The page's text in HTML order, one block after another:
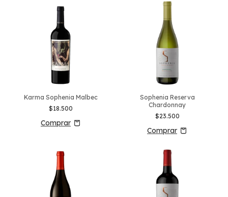
Karma Sophenia Malbec
$18.500
Sophenia Reserva
Chardonnay
$23.500